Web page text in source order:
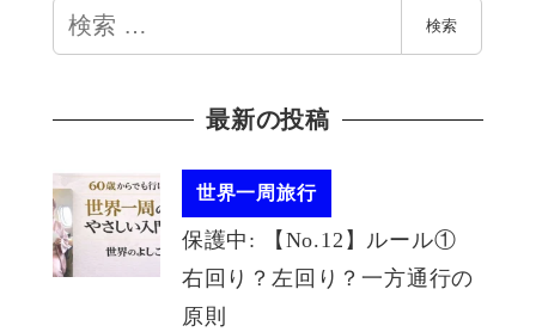
検
索
検索
最新の投稿
世界一周旅行
保護中: 【No.12】ルール①
右回り？左回り？一方通行の
原則